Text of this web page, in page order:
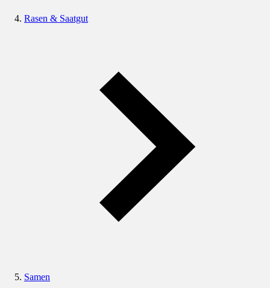
Rasen & Saatgut
Samen